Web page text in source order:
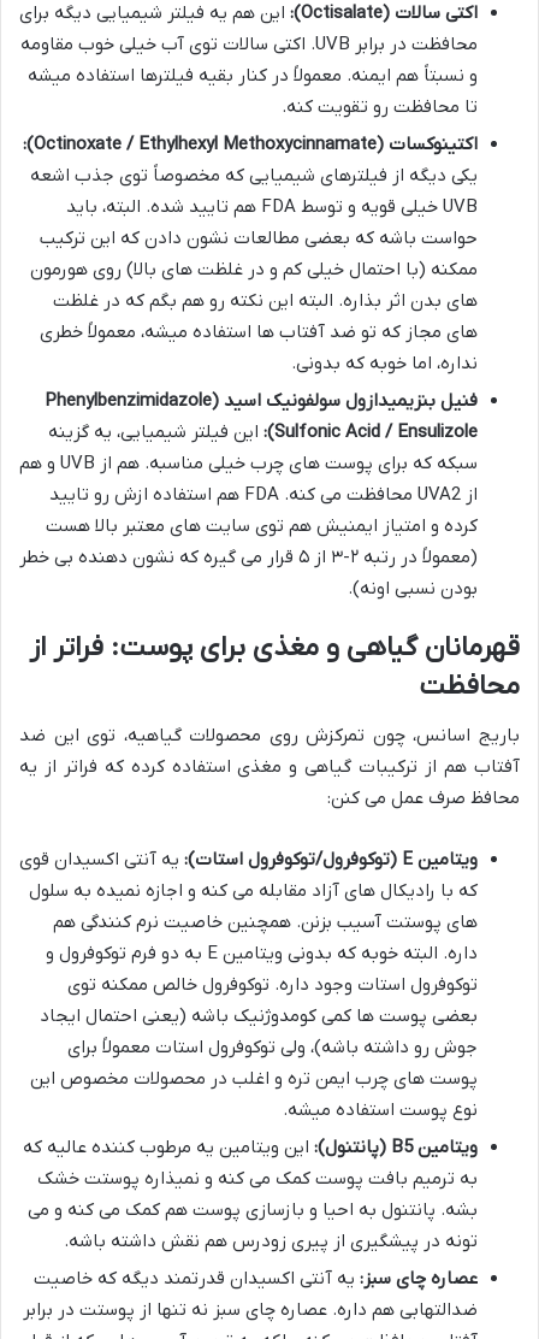
اکتی سالات (Octisalate):
این هم یه فیلتر شیمیایی دیگه برای
محافظت در برابر UVB. اکتی سالات توی آب خیلی خوب مقاومه
و نسبتاً هم ایمنه. معمولاً در کنار بقیه فیلترها استفاده میشه
تا محافظت رو تقویت کنه.
اکتینوکسات (Octinoxate / Ethylhexyl Methoxycinnamate):
یکی دیگه از فیلترهای شیمیایی که مخصوصاً توی جذب اشعه
UVB خیلی قویه و توسط FDA هم تایید شده. البته، باید
حواست باشه که بعضی مطالعات نشون دادن که این ترکیب
ممکنه (با احتمال خیلی کم و در غلظت های بالا) روی هورمون
های بدن اثر بذاره. البته این نکته رو هم بگم که در غلظت
های مجاز که تو ضد آفتاب ها استفاده میشه، معمولاً خطری
نداره، اما خوبه که بدونی.
فنیل بنزیمیدازول سولفونیک اسید (Phenylbenzimidazole
Sulfonic Acid / Ensulizole):
این فیلتر شیمیایی، یه گزینه
سبکه که برای پوست های چرب خیلی مناسبه. هم از UVB و هم
از UVA2 محافظت می کنه. FDA هم استفاده ازش رو تایید
کرده و امتیاز ایمنیش هم توی سایت های معتبر بالا هست
(معمولاً در رتبه ۲-۳ از ۵ قرار می گیره که نشون دهنده بی خطر
بودن نسبی اونه).
قهرمانان گیاهی و مغذی برای پوست: فراتر از
محافظت
باریج اسانس، چون تمرکزش روی محصولات گیاهیه، توی این ضد
آفتاب هم از ترکیبات گیاهی و مغذی استفاده کرده که فراتر از یه
محافظ صرف عمل می کنن:
ویتامین E (توکوفرول/توکوفرول استات):
یه آنتی اکسیدان قوی
که با رادیکال های آزاد مقابله می کنه و اجازه نمیده به سلول
های پوستت آسیب بزنن. همچنین خاصیت نرم کنندگی هم
داره. البته خوبه که بدونی ویتامین E به دو فرم توکوفرول و
توکوفرول استات وجود داره. توکوفرول خالص ممکنه توی
بعضی پوست ها کمی کومدوژنیک باشه (یعنی احتمال ایجاد
جوش رو داشته باشه)، ولی توکوفرول استات معمولاً برای
پوست های چرب ایمن تره و اغلب در محصولات مخصوص این
نوع پوست استفاده میشه.
ویتامین B5 (پانتنول):
این ویتامین یه مرطوب کننده عالیه که
به ترمیم بافت پوست کمک می کنه و نمیذاره پوستت خشک
بشه. پانتنول به احیا و بازسازی پوست هم کمک می کنه و می
تونه در پیشگیری از پیری زودرس هم نقش داشته باشه.
عصاره چای سبز: یه آنتی اکسیدان قدرتمند دیگه که خاصیت
ضدالتهابی هم داره. عصاره چای سبز نه تنها از پوستت در برابر